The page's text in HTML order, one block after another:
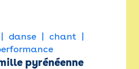
danse
chant
pyrénéenne